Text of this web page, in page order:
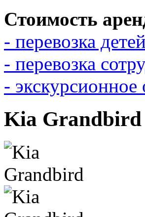
Стоимость
- перевозка детей
- перевозка
-
Kia Grandbird